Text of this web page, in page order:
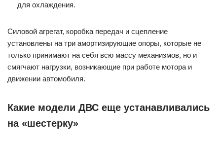
для охлаждения.
Силовой агрегат, коробка передач и сцепление
установлены на три амортизирующие опоры, которые не
только принимают на себя всю массу механизмов, но и
смягчают нагрузки, возникающие при работе мотора и
движении автомобиля.
Какие модели ДВС еще устанавливались
на «шестерку»